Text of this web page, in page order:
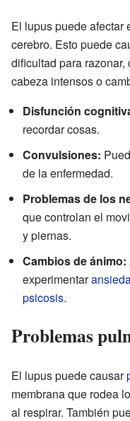
El lupus puede afectar
cerebro. Esto puede
dificultad para
cabeza intensos o
Disfunción
recordar cosas.
Convulsiones:
de la enfermedad.
Problemas de los
que controlan el
y piernas.
Cambios de ánimo:
experimentar
psicosis.
Problemas
El lupus puede causar
membrana que rodea
al respirar. También